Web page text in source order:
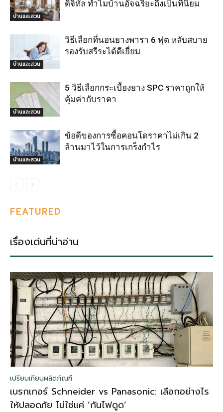
บ้านและสวน
ดิจิทัล ทำไมบ้านอัจฉริยะถึงเป็นที่นิยม
บ้านและสวน
วิธีเลือกที่นอนยางพารา 6 ฟุต หลับสบาย
รองรับสรีระได้ดีเยี่ยม
บ้านและสวน
5 วิธีเลือกกระเบื้องยาง SPC ราคาถูกให้
คุ้มค่ากับราคา
บ้านและสวน
ข้อดีของการซื้อคอนโดราคาไม่เกิน 2
ล้านมาไว้ในการเกร็งกำไร
FEATURED
เรื่องเด่นที่น่าอ่าน
เปรียบเทียบผลิตภัณฑ์
เบรกเกอร์ Schneider vs Panasonic: เลือกอย่างไร
ให้ปลอดภัย ไม่ใช่แค่ ‘กันไฟดูด’